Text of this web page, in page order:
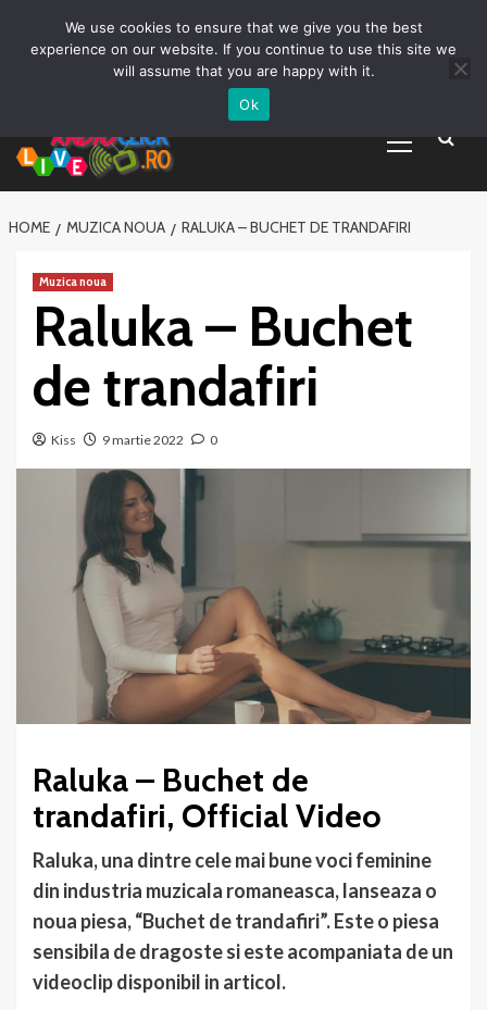
Promovare Artisti noi
Vrei sa fii DJ?
Menu
HOME MUZICA NOUA RALUKA – BUCHET DE TRANDAFIRI
Muzica noua
Raluka – Buchet
de trandafiri
Kiss 9 martie 2022 0
Raluka – Buchet de
trandafiri, Official Video
Raluka, una dintre cele mai bune voci feminine
din industria muzicala romaneasca, lanseaza o
noua piesa, “Buchet de trandafiri”. Este o piesa
sensibila de dragoste si este acompaniata de un
videoclip disponibil in articol.
We use cookies to ensure that we give you the best
experience on our website. If you continue to use this site we
will assume that you are happy with it.
Ok